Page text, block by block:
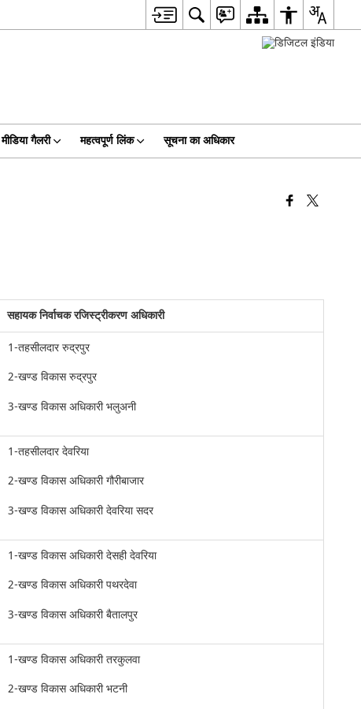
मीडिया गैलरी महत्वपूर्ण लिंक सूचना का अधिकार
सहायक निर्वाचक रजिस्ट्रीकरण अधिकारी
1-तहसीलदार रुद्रपुर
2-खण्ड विकास रुद्रपुर
3-खण्ड विकास अधिकारी भलुअनी
1-तहसीलदार देवरिया
2-खण्ड विकास अधिकारी गौरीबाजार
3-खण्ड विकास अधिकारी देवरिया सदर
1-खण्ड विकास अधिकारी देसही देवरिया
2-खण्ड विकास अधिकारी पथरदेवा
3-खण्ड विकास अधिकारी बैतालपुर
1-खण्ड विकास अधिकारी तरकुलवा
2-खण्ड विकास अधिकारी भटनी